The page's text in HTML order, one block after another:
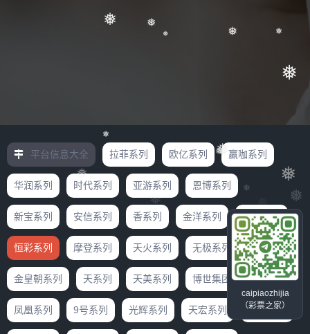
❅
❅
❅
❅
❅
❅
❅
❅
❅
平台信息大全 拉菲系列 欧亿系列 赢咖系列
华润系列 时代系列 亚游系列 恩博系列
新宝系列 安信系列 香系列 金洋系列 杏彩系列
恒彩系列 摩登系列 天火系列 无极系列
金皇朝系列 天系列 天美系列 博世集团系列
凤凰系列 9号系列 光辉系列 天宏系列 利盈系列
caipiaozhijia
（彩票之家）